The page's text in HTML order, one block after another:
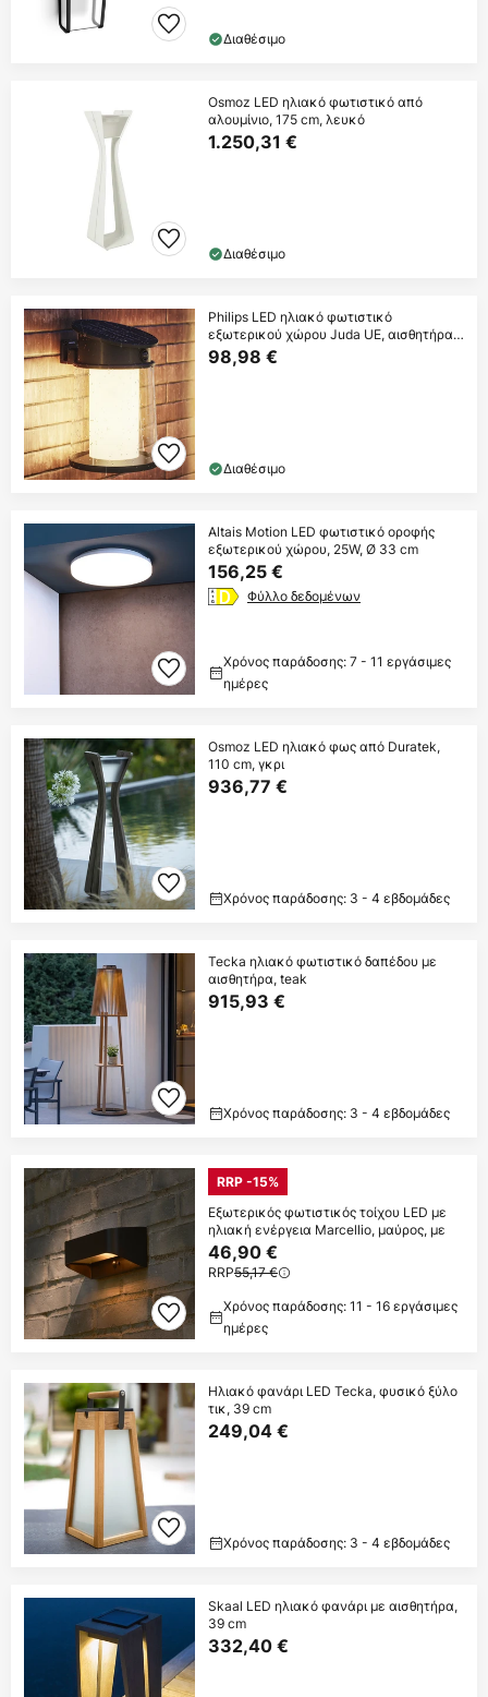
Διαθέσιμο
Osmoz LED ηλιακό φωτιστικό από
αλουμίνιο, 175 cm, λευκό
1.250,31 €
Διαθέσιμο
Philips LED ηλιακό φωτιστικό
εξωτερικού χώρου Juda UE, αισθητήρας,
IP44
98,98 €
Διαθέσιμο
Altais Motion LED φωτιστικό οροφής
εξωτερικού χώρου, 25W, Ø 33 cm
156,25 €
Φύλλο δεδομένων
Χρόνος παράδοσης: 7 - 11 εργάσιμες
ημέρες
Osmoz LED ηλιακό φως από Duratek,
110 cm, γκρι
936,77 €
Χρόνος παράδοσης: 3 - 4 εβδομάδες
Tecka ηλιακό φωτιστικό δαπέδου με
αισθητήρα, teak
915,93 €
Χρόνος παράδοσης: 3 - 4 εβδομάδες
RRP -15%
Εξωτερικός φωτιστικός τοίχου LED με
ηλιακή ενέργεια Marcellio, μαύρος, με
46,90 €
RRP55,17 €
Χρόνος παράδοσης: 11 - 16 εργάσιμες
ημέρες
Ηλιακό φανάρι LED Tecka, φυσικό ξύλο
τικ, 39 cm
249,04 €
Χρόνος παράδοσης: 3 - 4 εβδομάδες
Skaal LED ηλιακό φανάρι με αισθητήρα,
39 cm
332,40 €